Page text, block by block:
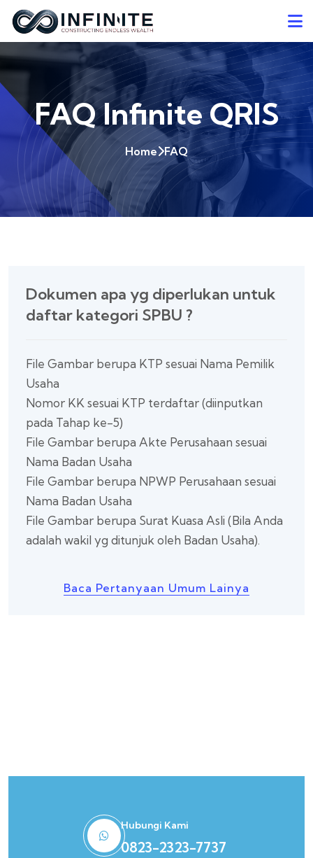
FAQ Infinite QRIS
Home FAQ
Dokumen apa yg diperlukan untuk
daftar kategori SPBU ?
File Gambar berupa KTP sesuai Nama Pemilik
Usaha
Nomor KK sesuai KTP terdaftar (diinputkan
pada Tahap ke-5)
File Gambar berupa Akte Perusahaan sesuai
Nama Badan Usaha
File Gambar berupa NPWP Perusahaan sesuai
Nama Badan Usaha
File Gambar berupa Surat Kuasa Asli (Bila Anda
adalah wakil yg ditunjuk oleh Badan Usaha).
Baca Pertanyaan Umum Lainya
Hubungi Kami
0823-2323-7737